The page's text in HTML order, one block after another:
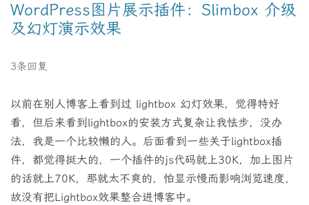
WordPress图片展示插件：Slimbox 介级
及幻灯演示效果
3条回复
以前在别人博客上看到过 lightbox 幻灯效果，觉得特好
看，但后来看到lightbox的安装方式复杂让我怯步，没办
法，我是一个比较懒的人。后面看到一些关于lightbox插
件，都觉得挺大的，一个插件的js代码就上30K，加上图片
的话就上70K，那就太不爽的，怕显示慢而影响浏览速度，
故没有把Lightbox效果整合进博客中。